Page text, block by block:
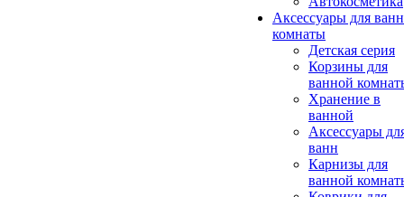
Аксессуары для
комнаты
Детская серия
Корзины для
ванной
Хранение в
ванной
Аксессуары
ванн
Карнизы для
ванной